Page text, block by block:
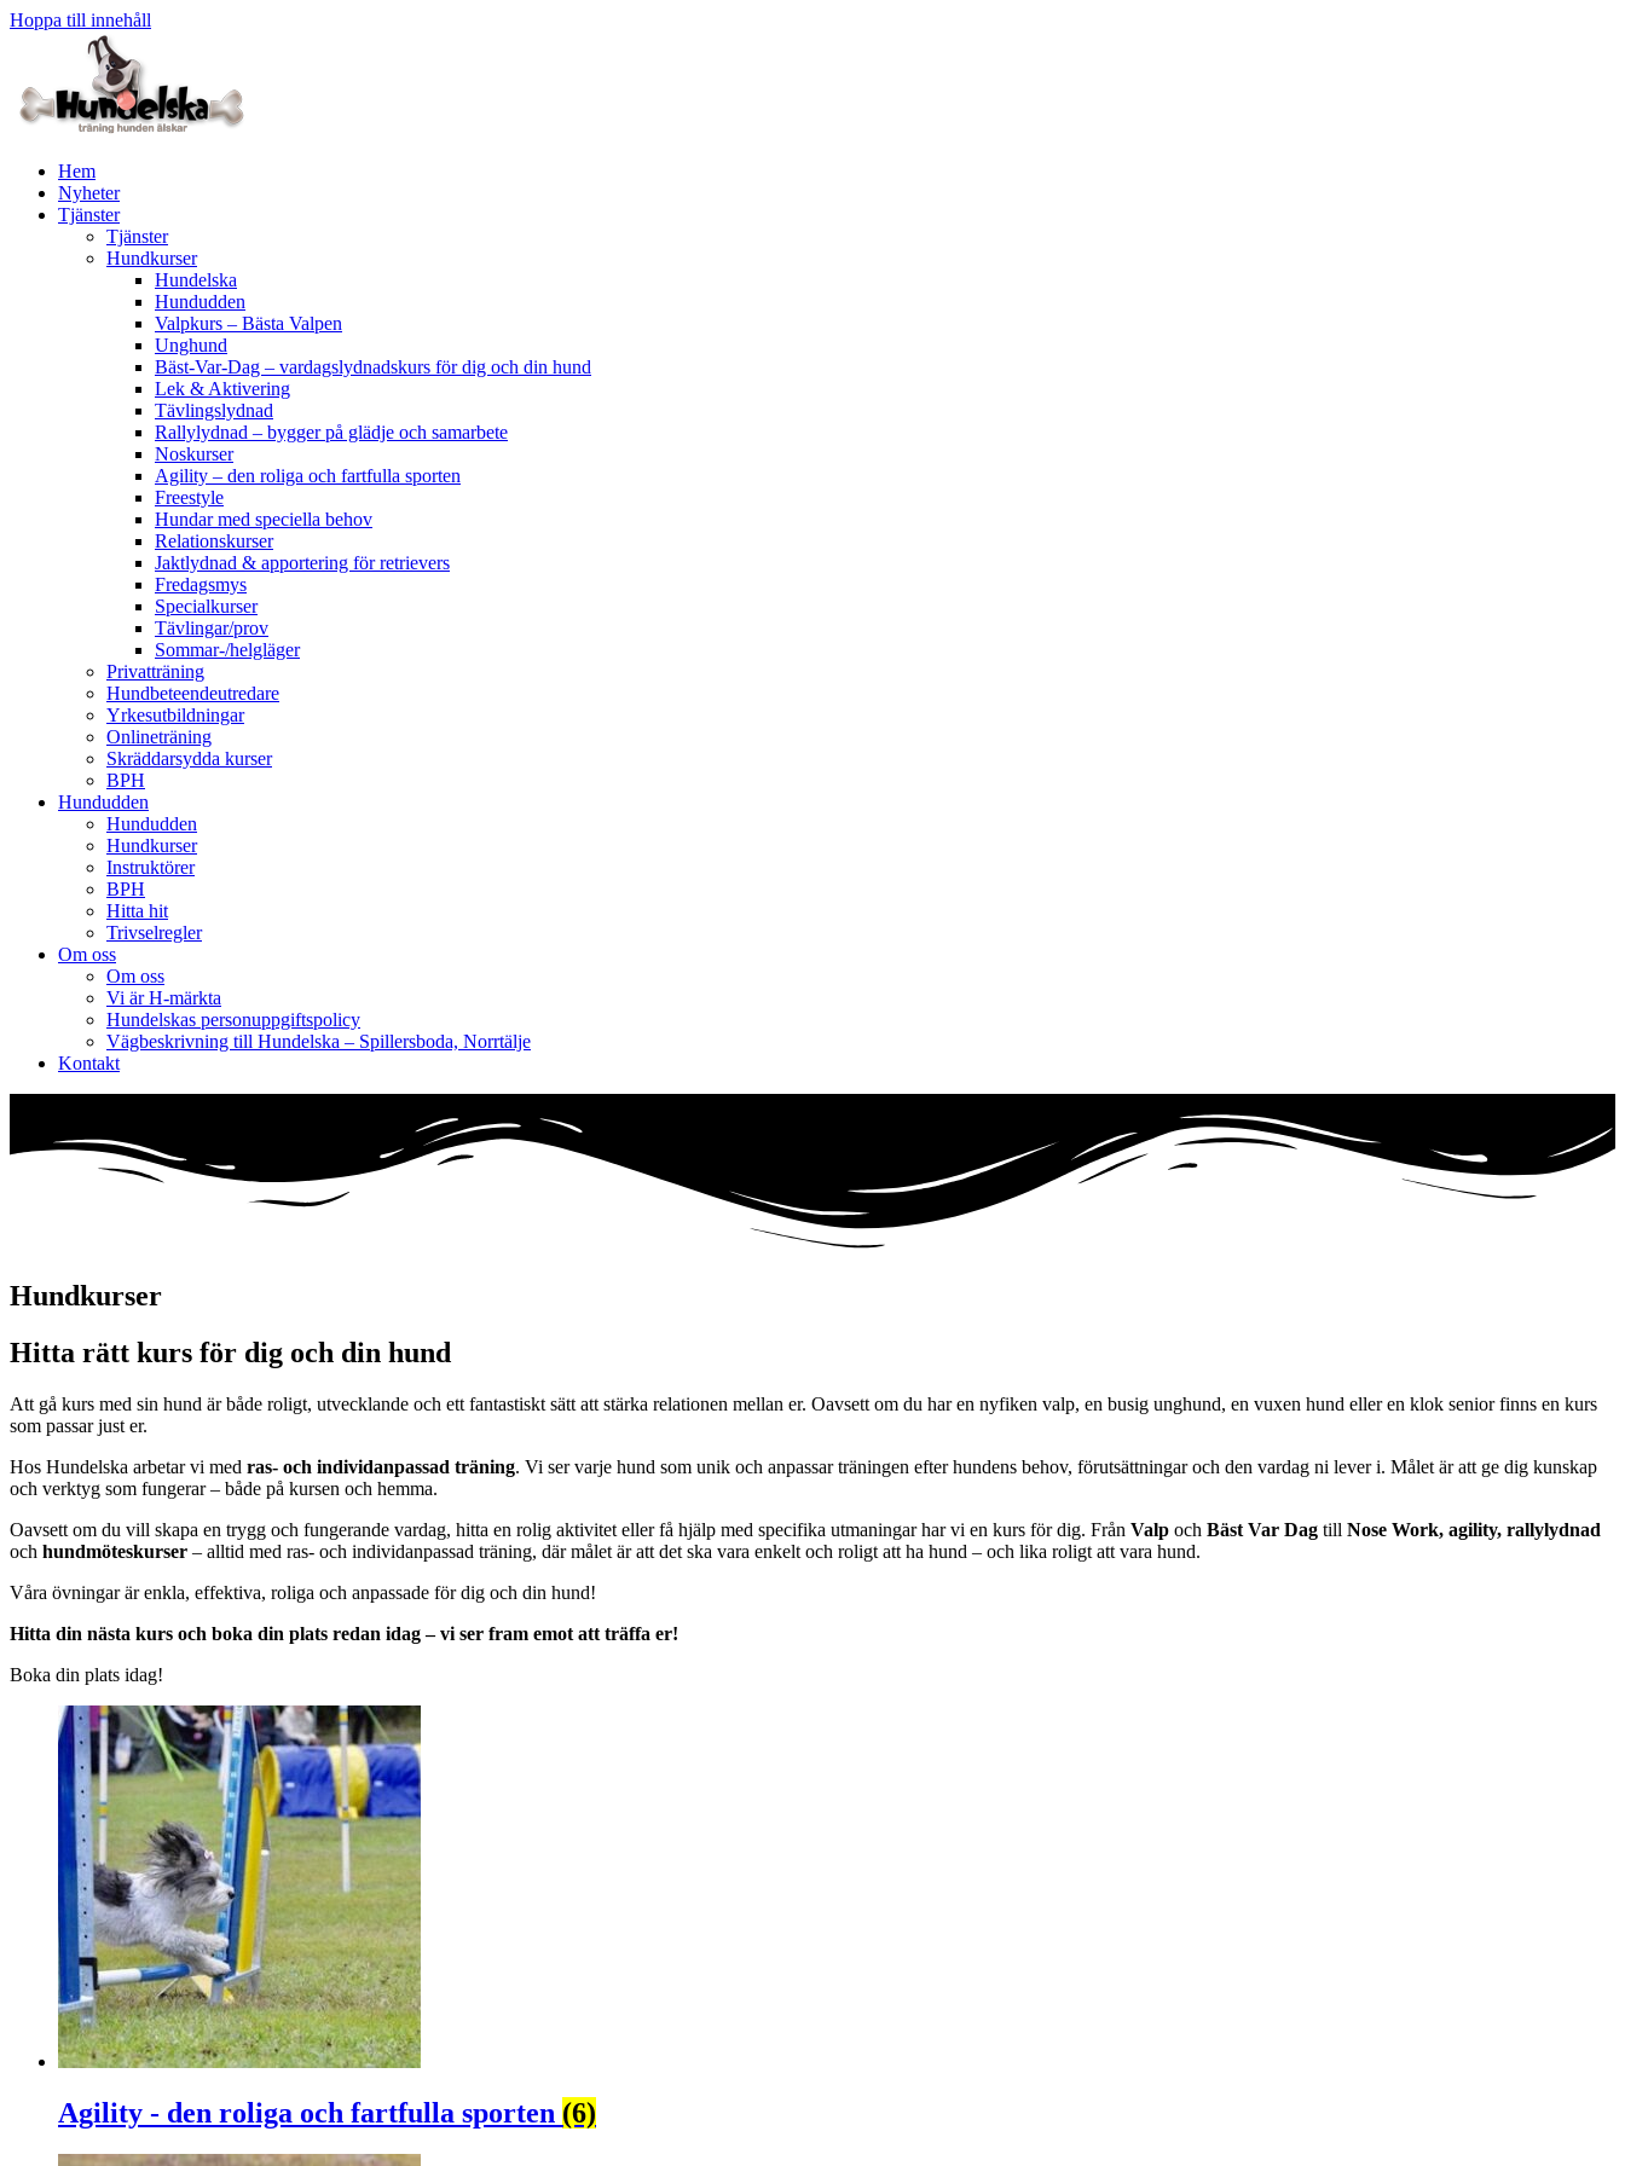
Hoppa till innehåll
Hem
Nyheter
Tjänster
Tjänster
Hundkurser
Hundelska
Hundudden
Valpkurs – Bästa Valpen
Unghund
Bäst-Var-Dag – vardagslydnadskurs för dig och din hund
Lek & Aktivering
Tävlingslydnad
Rallylydnad – bygger på glädje och samarbete
Noskurser
Agility – den roliga och fartfulla sporten
Freestyle
Hundar med speciella behov
Relationskurser
Jaktlydnad & apportering för retrievers
Fredagsmys
Specialkurser
Tävlingar/prov
Sommar-/helgläger
Privatträning
Hundbeteendeutredare
Yrkesutbildningar
Onlineträning
Skräddarsydda kurser
BPH
Hundudden
Hundudden
Hundkurser
Instruktörer
BPH
Hitta hit
Trivselregler
Om oss
Om oss
Vi är H-märkta
Hundelskas personuppgiftspolicy
Vägbeskrivning till Hundelska – Spillersboda, Norrtälje
Kontakt
Hundkurser
Hitta rätt kurs för dig och din hund
Att gå kurs med sin hund är både roligt, utvecklande och ett fantastiskt sätt att stärka relationen mellan er. Oavsett om du har en nyfiken valp, en busig unghund, en vuxen hund eller en klok senior finns en kurs
som passar just er.
Hos Hundelska arbetar vi med ras- och individanpassad träning. Vi ser varje hund som unik och anpassar träningen efter hundens behov, förutsättningar och den vardag ni lever i. Målet är att ge dig kunskap
och verktyg som fungerar – både på kursen och hemma.
Oavsett om du vill skapa en trygg och fungerande vardag, hitta en rolig aktivitet eller få hjälp med specifika utmaningar har vi en kurs för dig. Från Valp och Bäst Var Dag till Nose Work, agility, rallylydnad
och hundmöteskurser – alltid med ras- och individanpassad träning, där målet är att det ska vara enkelt och roligt att ha hund – och lika roligt att vara hund.
Våra övningar är enkla, effektiva, roliga och anpassade för dig och din hund!
Hitta din nästa kurs och boka din plats redan idag – vi ser fram emot att träffa er!
Boka din plats idag!
Agility - den roliga och fartfulla sporten (6)